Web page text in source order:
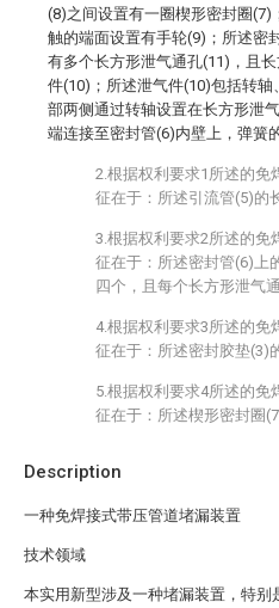
Description
一种免焊接式带压管道堵漏装置
技术领域
本实用新型涉及一种堵漏装置，特别
(8)之间设置有一圈楔形密封圈
触的端面设置有手轮(9)；所述密
有多个长方形泄气通孔(11)，且
件(10)；所述泄气件(10)包括转
部两侧通过转轴设置在长方形泄
端连接至密封管(6)内壁上，弹簧
2.根据权利要求1所述的免
征在于：所述引流管(5)的
3.根据权利要求2所述的免
征在于：所述密封管(6)上
四个，且每个长方形泄气
4.根据权利要求3所述的免
征在于：所述密封胶垫(3)
5.根据权利要求4所述的免
征在于：所述楔形密封圈